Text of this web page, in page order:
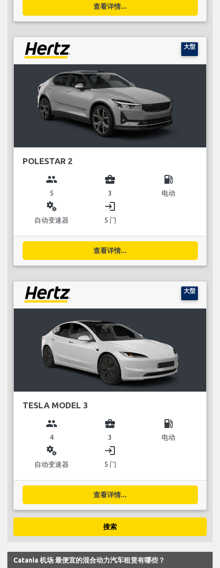
查看详情...
大型
POLESTAR 2
group
5
business_center
3
local_gas_station
电动
miscellaneous_services
自动变速器
login
5 门
查看详情...
大型
TESLA MODEL 3
group
4
business_center
3
local_gas_station
电动
miscellaneous_services
自动变速器
login
5 门
查看详情...
搜索
Catania 机场 最便宜的混合动力汽车租赁有哪些？